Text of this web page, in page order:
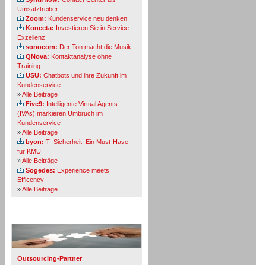
Umsatztreiber
Zoom: Kundenservice neu denken
Konecta: Investieren Sie in Service-
Exzellenz
sonocom: Der Ton macht die Musik
QNova: Kontaktanalyse ohne
Training
USU: Chatbots und ihre Zukunft im
Kundenservice
»Alle Beiträge
Five9: Intelligente Virtual Agents
(IVAs) markieren Umbruch im
Kundenservice
»Alle Beiträge
byon:IT- Sicherheit: Ein Must-Have
für KMU
»Alle Beiträge
Sogedes: Experience meets
Efficency
»Alle Beiträge
Outsourcing-Partner